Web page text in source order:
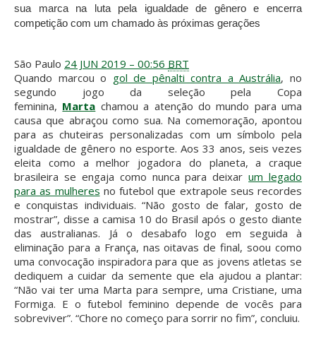
sua marca na luta pela igualdade de gênero e encerra
competição com um chamado às próximas gerações
São Paulo 24 JUN 2019 – 00:56 BRT
Quando marcou o gol de pênalti contra a Austrália, no
segundo jogo da seleção pela Copa
feminina, Marta chamou a atenção do mundo para uma
causa que abraçou como sua. Na comemoração, apontou
para as chuteiras personalizadas com um símbolo pela
igualdade de gênero no esporte. Aos 33 anos, seis vezes
eleita como a melhor jogadora do planeta, a craque
brasileira se engaja como nunca para deixarum legado
para as mulheres no futebol que extrapole seus recordes
e conquistas individuais. “Não gosto de falar, gosto de
mostrar”, disse a camisa 10 do Brasil após o gesto diante
das australianas. Já o desabafo logo em seguida à
eliminação para a França, nas oitavas de final, soou como
uma convocação inspiradora para que as jovens atletas se
dediquem a cuidar da semente que ela ajudou a plantar:
“Não vai ter uma Marta para sempre, uma Cristiane, uma
Formiga. E o futebol feminino depende de vocês para
sobreviver”. “Chore no começo para sorrir no fim”, concluiu.